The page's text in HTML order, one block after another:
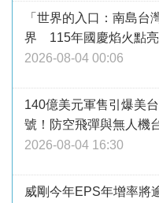
「世界的入口：南島台
界 115年國慶焰火點
2026-08-04 00:06
140億美元軍售引爆美
號！防空飛彈與無人機
2026-08-04 16:30
威剛今年EPS年增率將